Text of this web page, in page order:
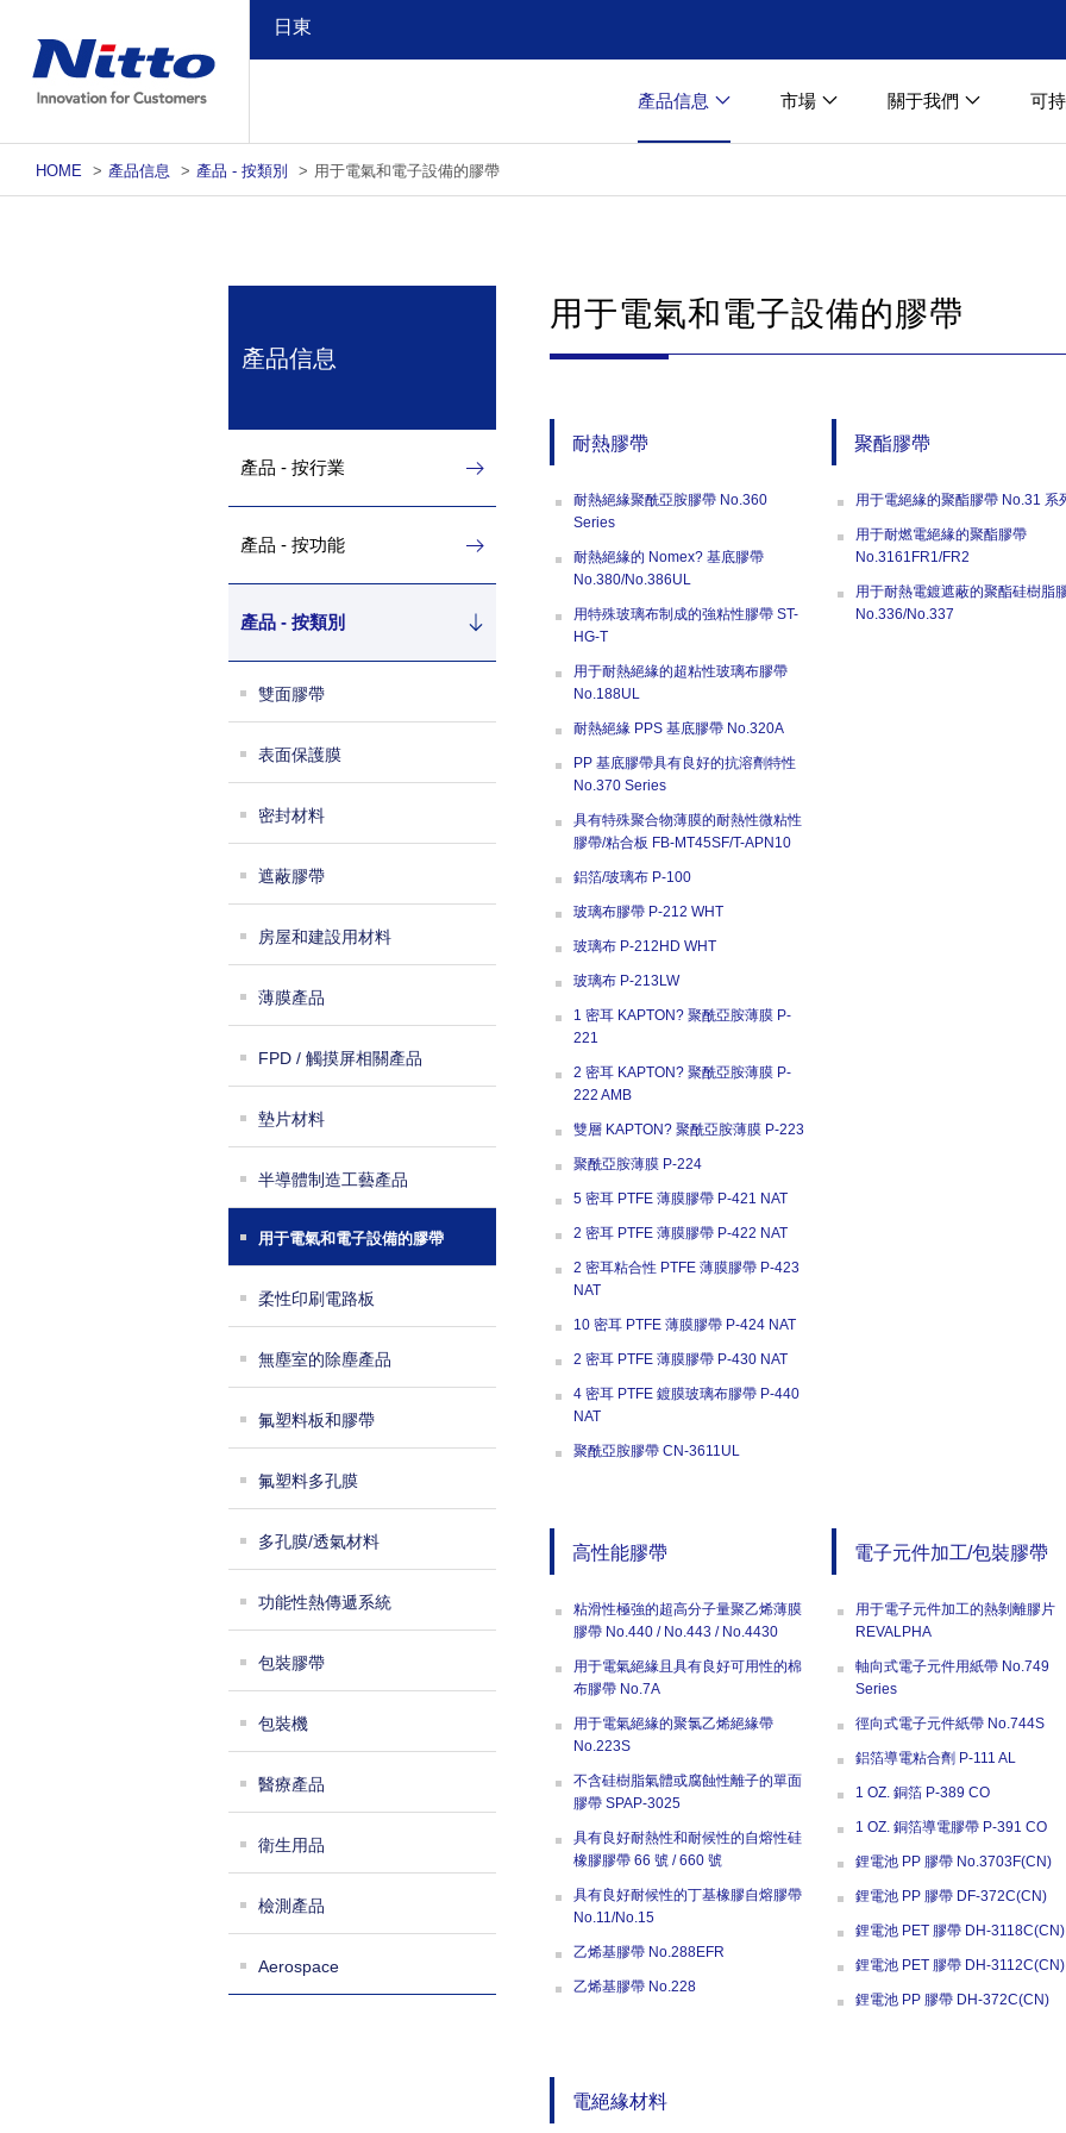
日東
產品信息 市場 關于我們 可
HOME > 產品信息 > 產品 - 按類別 > 用于電氣和電子設備的膠帶
用于電氣和電子設備的膠帶
耐熱膠帶
耐熱絕緣聚酰亞胺膠帶 No.360
Series
耐熱絕緣的 Nomex? 基底膠帶
No.380/No.386UL
用特殊玻璃布制成的強粘性膠帶 ST-
HG-T
用于耐熱絕緣的超粘性玻璃布膠帶
No.188UL
耐熱絕緣 PPS 基底膠帶 No.320A
PP 基底膠帶具有良好的抗溶劑特性
No.370 Series
具有特殊聚合物薄膜的耐熱性微粘性
膠帶/粘合板 FB-MT45SF/T-APN10
鋁箔/玻璃布 P-100
玻璃布膠帶 P-212 WHT
玻璃布 P-212HD WHT
玻璃布 P-213LW
1 密耳 KAPTON? 聚酰亞胺薄膜 P-
221
2 密耳 KAPTON? 聚酰亞胺薄膜 P-
222 AMB
雙層 KAPTON? 聚酰亞胺薄膜 P-223
聚酰亞胺薄膜 P-224
5 密耳 PTFE 薄膜膠帶 P-421 NAT
2 密耳 PTFE 薄膜膠帶 P-422 NAT
2 密耳粘合性 PTFE 薄膜膠帶 P-423
NAT
10 密耳 PTFE 薄膜膠帶 P-424 NAT
2 密耳 PTFE 薄膜膠帶 P-430 NAT
4 密耳 PTFE 鍍膜玻璃布膠帶 P-440
NAT
聚酰亞胺膠帶 CN-3611UL
聚酯膠帶
用于電絕緣的聚酯膠帶 No.31 系
用于耐燃電絕緣的聚酯膠帶
No.3161FR1/FR2
用于耐熱電鍍遮蔽的聚酯硅樹脂
No.336/No.337
高性能膠帶
粘滑性極強的超高分子量聚乙烯薄膜
膠帶 No.440 / No.443 / No.4430
用于電氣絕緣且具有良好可用性的棉
布膠帶 No.7A
用于電氣絕緣的聚氯乙烯絕緣帶
No.223S
不含硅樹脂氣體或腐蝕性離子的單面
膠帶 SPAP-3025
具有良好耐熱性和耐候性的自熔性硅
橡膠膠帶 66 號 / 660 號
具有良好耐候性的丁基橡膠自熔膠帶
No.11/No.15
乙烯基膠帶 No.288EFR
乙烯基膠帶 No.228
電子元件加工/包裝膠帶
用于電子元件加工的熱剝離膠片
REVALPHA
軸向式電子元件用紙帶 No.749
Series
徑向式電子元件紙帶 No.744S
鋁箔導電粘合劑 P-111 AL
1 OZ. 銅箔 P-389 CO
1 OZ. 銅箔導電膠帶 P-391 CO
鋰電池 PP 膠帶 No.3703F(CN)
鋰電池 PP 膠帶 DF-372C(CN)
鋰電池 PET 膠帶 DH-3118C(CN)
鋰電池 PET 膠帶 DH-3112C(CN)
鋰電池 PP 膠帶 DH-372C(CN)
電絕緣材料
產品信息
產品 - 按行業
產品 - 按功能
產品 - 按類別
雙面膠帶
表面保護膜
密封材料
遮蔽膠帶
房屋和建設用材料
薄膜產品
FPD / 觸摸屏相關產品
墊片材料
半導體制造工藝產品
用于電氣和電子設備的膠帶
柔性印刷電路板
無塵室的除塵產品
氟塑料板和膠帶
氟塑料多孔膜
多孔膜/透氣材料
功能性熱傳遞系統
包裝膠帶
包裝機
醫療產品
衛生用品
檢測產品
Aerospace